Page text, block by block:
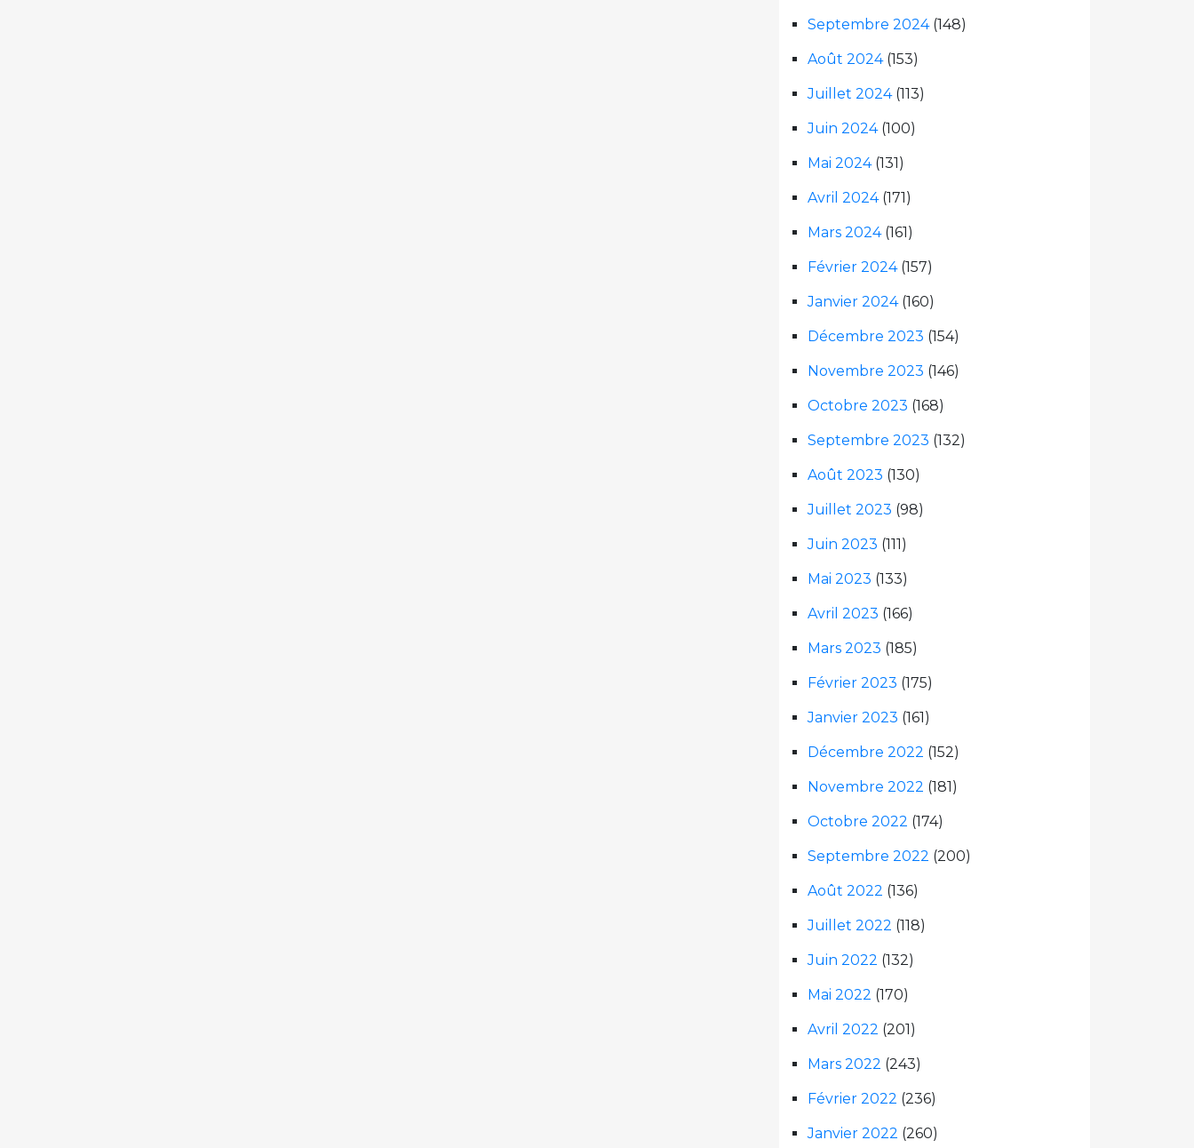
Septembre 2024(148)
Août 2024(153)
Juillet 2024(113)
Juin 2024(100)
Mai 2024(131)
Avril 2024(171)
Mars 2024(161)
Février 2024(157)
Janvier 2024(160)
Décembre 2023 (154)
Novembre 2023 (146)
Octobre 2023 (168)
Septembre 2023 (132)
Août 2023 (130)
Juillet 2023 (98)
Juin 2023 (111)
Mai 2023 (133)
Avril 2023 (166)
Mars 2023 (185)
Février 2023 (175)
Janvier 2023 (161)
Décembre 2022 (152)
Novembre 2022 (181)
Octobre 2022 (174)
Septembre 2022 (200)
Août 2022 (136)
Juillet 2022 (118)
Juin 2022 (132)
Mai 2022 (170)
Avril 2022 (201)
Mars 2022 (243)
Février 2022 (236)
Janvier 2022 (260)